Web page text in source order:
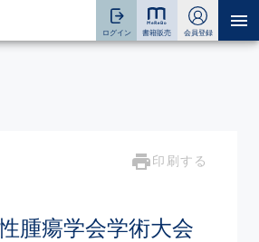
印刷する
腫瘍学会学術大会